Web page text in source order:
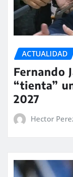
ACTUALIDAD
Fernando
“tienta”
2027
Hector